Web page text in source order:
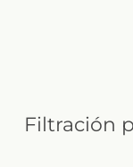
Filtración